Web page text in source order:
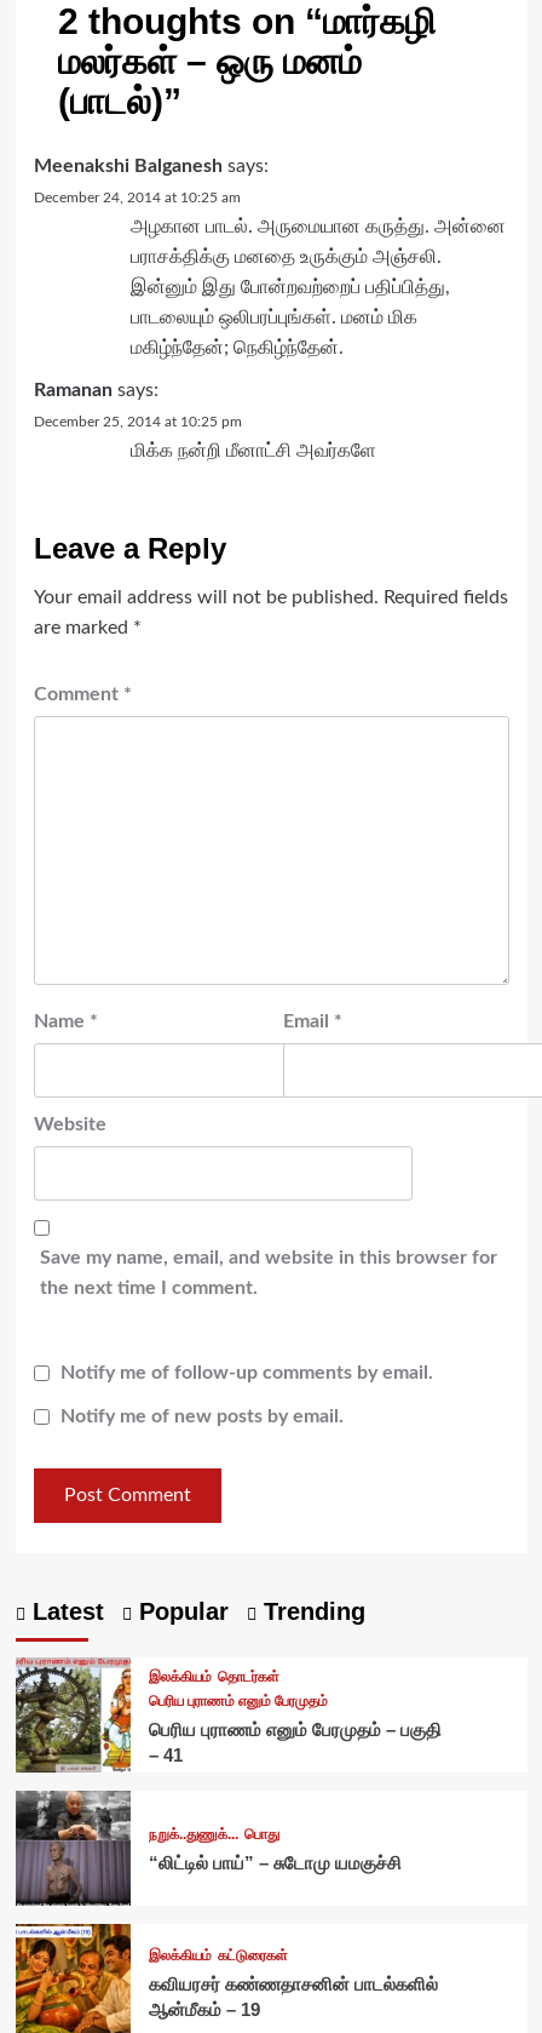
2 thoughts on “மார்கழி
மலர்கள் – ஒரு மனம்
(பாடல்)”
Meenakshi Balganesh says:
December 24, 2014 at 10:25 am
அழகான பாடல். அருமையான கருத்து. அன்னை
பராசக்திக்கு மனதை உருக்கும் அஞ்சலி.
இன்னும் இது போன்றவற்றைப் பதிப்பித்து,
பாடலையும் ஒலிபரப்புங்கள். மனம் மிக
மகிழ்ந்தேன்; நெகிழ்ந்தேன்.
Ramanan says:
December 25, 2014 at 10:25 pm
மிக்க நன்றி மீனாட்சி அவர்களே
Leave a Reply
Your email address will not be published. Required fields
are marked *
Comment *
Name * Email *
Website
Save my name, email, and website in this browser for
the next time I comment.
Notify me of follow-up comments by email.
Notify me of new posts by email.
Latest Popular Trending
இலக்கியம் தொடர்கள்
பெரிய புராணம் எனும் பேரமுதம்
பெரிய புராணம் எனும் பேரமுதம் – பகுதி
– 41
நறுக்..துணுக்... பொது
“லிட்டில் பாய்” – சுடோமு யமகுச்சி
இலக்கியம் கட்டுரைகள்
கவியரசர் கண்ணதாசனின் பாடல்களில்
ஆன்மீகம் – 19